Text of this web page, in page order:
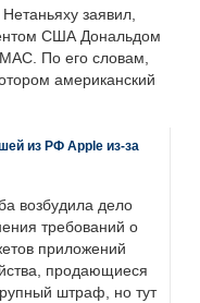
заявил,
США Дональдом
По его словам,
американский
из РФ Apple из-за
возбудила дело
требований о
приложений
продающиеся
штраф, но тут